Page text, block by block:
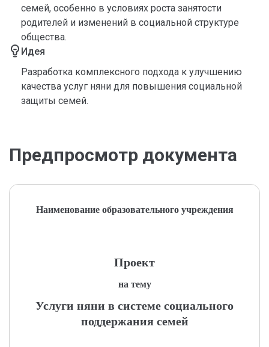
семей, особенно в условиях роста занятости
родителей и изменений в социальной структуре
общества.
Идея
Разработка комплексного подхода к улучшению
качества услуг няни для повышения социальной
защиты семей.
Предпросмотр документа
Наименование образовательного учреждения
Проект
на тему
Услуги няни в системе социального
поддержания семей